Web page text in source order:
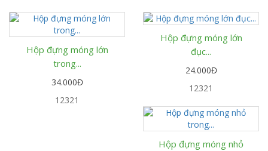
Hộp đựng móng lớn
trong...
34.000Đ
12321
Hộp đựng móng lớn
đục...
24.000Đ
12321
Hộp đựng móng nhỏ